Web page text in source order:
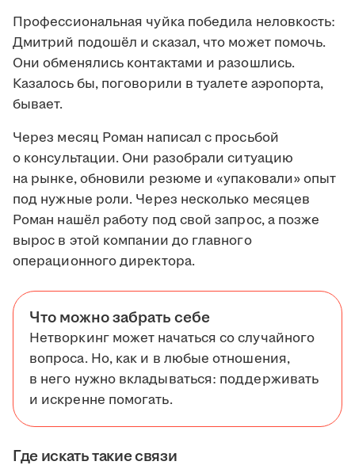
Профессиональная чуйка победила неловкость:
Дмитрий подошёл и сказал, что может помочь.
Они обменялись контактами и разошлись.
Казалось бы, поговорили в туалете аэропорта,
бывает.
Через месяц Роман написал с просьбой
о консультации. Они разобрали ситуацию
на рынке, обновили резюме и «упаковали» опыт
под нужные роли. Через несколько месяцев
Роман нашёл работу под свой запрос, а позже
вырос в этой компании до главного
операционного директора.
Что можно забрать себе
Нетворкинг может начаться со случайного
вопроса. Но, как и в любые отношения,
в него нужно вкладываться: поддерживать
и искренне помогать.
Где искать такие связи